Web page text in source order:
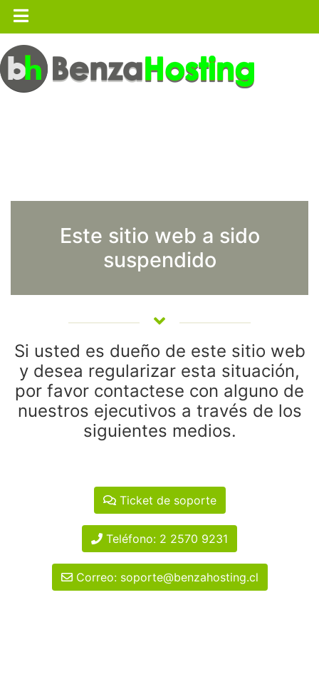
Este sitio web a sido
suspendido
Si usted es dueño de este sitio web
y desea regularizar esta situación,
por favor contactese con alguno de
nuestros ejecutivos a través de los
siguientes medios.
Ticket de soporte
Teléfono: 2 2570 9231
Correo: soporte@benzahosting.cl